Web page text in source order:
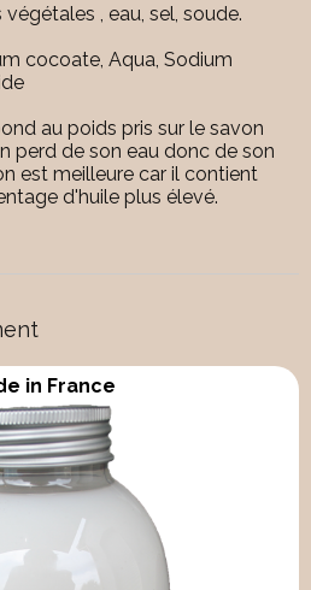
végétales , eau, sel, soude.
cocoate, Aqua, Sodium
au poids pris sur le savon
perd de son eau donc de son
est meilleure car il contient
d'huile plus élevé.
in France